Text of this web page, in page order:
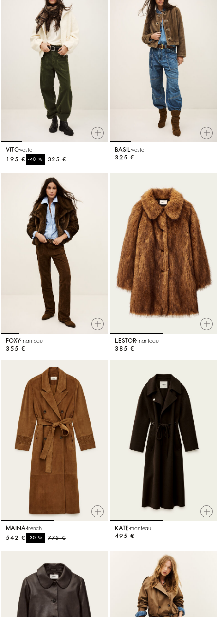
VITOveste
325 €
-40%
195 €
BASIL veste
325 €
FOXY manteau
355 €
LESTOR manteau
385 €
MAINA trench
775 €
-30%
542 €
KATE manteau
495 €